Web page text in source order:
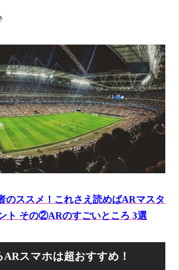
に、いくつかの事例をご紹介します。
のススメ！これさえ読めばARマスタ
ト その②ARのすごいところ 3選
スマホは超おすすめ！